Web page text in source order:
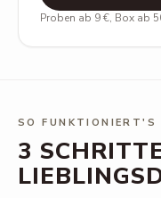
Proben ab 9 €, Box ab
SO FUNKTIONIERT'S
3